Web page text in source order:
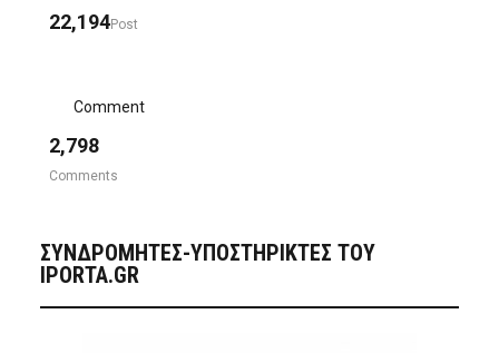
22,194Post
Comment
2,798
Comments
ΣΥΝΔΡΟΜΗΤΈΣ-ΥΠΟΣΤΗΡΙΚΤΈΣ ΤΟΥ
IPORTA.GR